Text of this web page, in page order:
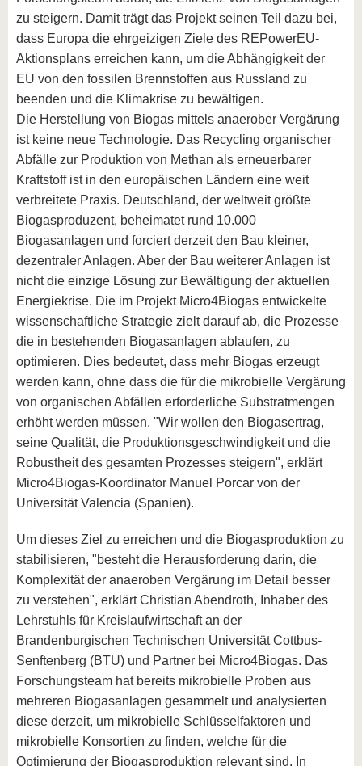
zu steigern. Damit trägt das Projekt seinen Teil dazu bei,
dass Europa die ehrgeizigen Ziele des REPowerEU-
Aktionsplans erreichen kann, um die Abhängigkeit der
EU von den fossilen Brennstoffen aus Russland zu
beenden und die Klimakrise zu bewältigen.
Die Herstellung von Biogas mittels anaerober Vergärung
ist keine neue Technologie. Das Recycling organischer
Abfälle zur Produktion von Methan als erneuerbarer
Kraftstoff ist in den europäischen Ländern eine weit
verbreitete Praxis. Deutschland, der weltweit größte
Biogasproduzent, beheimatet rund 10.000
Biogasanlagen und forciert derzeit den Bau kleiner,
dezentraler Anlagen. Aber der Bau weiterer Anlagen ist
nicht die einzige Lösung zur Bewältigung der aktuellen
Energiekrise. Die im Projekt Micro4Biogas entwickelte
wissenschaftliche Strategie zielt darauf ab, die Prozesse
die in bestehenden Biogasanlagen ablaufen, zu
optimieren. Dies bedeutet, dass mehr Biogas erzeugt
werden kann, ohne dass die für die mikrobielle Vergärung
von organischen Abfällen erforderliche Substratmengen
erhöht werden müssen. "Wir wollen den Biogasertrag,
seine Qualität, die Produktionsgeschwindigkeit und die
Robustheit des gesamten Prozesses steigern", erklärt
Micro4Biogas-Koordinator Manuel Porcar von der
Universität Valencia (Spanien).
Um dieses Ziel zu erreichen und die Biogasproduktion zu
stabilisieren, "besteht die Herausforderung darin, die
Komplexität der anaeroben Vergärung im Detail besser
zu verstehen", erklärt Christian Abendroth, Inhaber des
Lehrstuhls für Kreislaufwirtschaft an der
Brandenburgischen Technischen Universität Cottbus-
Senftenberg (BTU) und Partner bei Micro4Biogas. Das
Forschungsteam hat bereits mikrobielle Proben aus
mehreren Biogasanlagen gesammelt und analysierten
diese derzeit, um mikrobielle Schlüsselfaktoren und
mikrobielle Konsortien zu finden, welche für die
Optimierung der Biogasproduktion relevant sind. In